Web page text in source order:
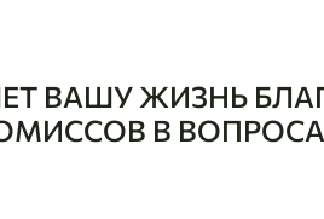
ВАШУ ЖИЗНЬ
В